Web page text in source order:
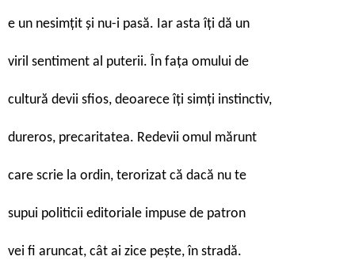
e un nesimțit și nu-i pasă. Iar asta îți dă un
viril sentiment al puterii. În fața omului de
cultură devii sfios, deoarece îți simți instinctiv,
dureros, precaritatea. Redevii omul mărunt
care scrie la ordin, terorizat că dacă nu te
supui politicii editoriale impuse de patron
vei fi aruncat, cât ai zice pește, în stradă.